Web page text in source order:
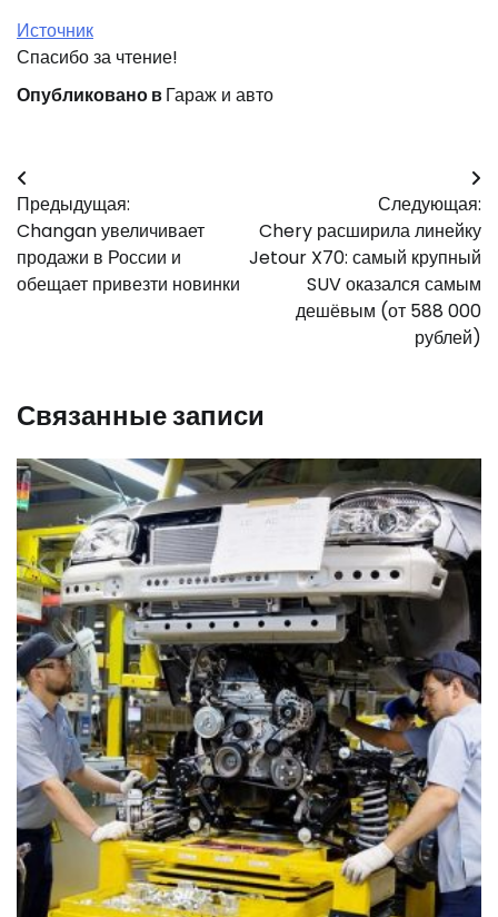
Источник
Спасибо за чтение!
Опубликовано вГараж и авто
Навигация
по
записям
Предыдущая:
Changan увеличивает
продажи в России и
обещает привезти новинки
Следующая:
Chery расширила линейку
Jetour X70: самый крупный
SUV оказался самым
дешёвым (от 588 000
рублей)
Связанные записи